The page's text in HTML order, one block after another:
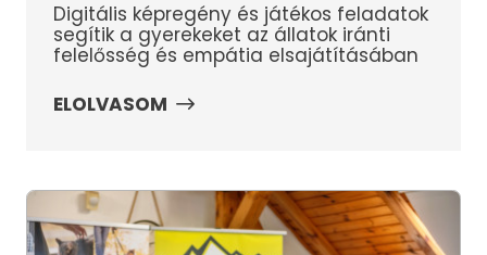
Digitális képregény és játékos feladatok
segítik a gyerekeket az állatok iránti
felelősség és empátia elsajátításában
ELOLVASOM